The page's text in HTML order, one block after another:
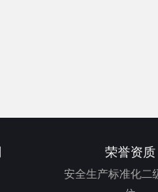
荣誉资质
安全生产标准化二